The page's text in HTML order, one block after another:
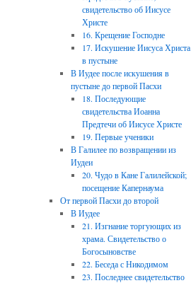
свидетельство об Иисусе
Христе
16. Крещение Господне
17. Искушение Иисуса Христа
в пустыне
В Иудее после искушения в
пустыне до первой Пасхи
18. Последующие
свидетельства Иоанна
Предтечи об Иисусе Христе
19. Первые ученики
В Галилее по возвращении из
Иудеи
20. Чудо в Кане Галилейской;
посещение Капернаума
От первой Пасхи до второй
В Иудее
21. Изгнание торгующих из
храма. Свидетельство о
Богосыновстве
22. Беседа с Никодимом
23. Последнее свидетельство